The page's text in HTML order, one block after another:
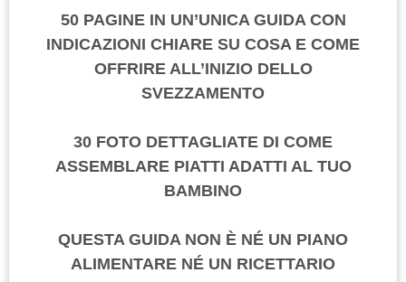
50 PAGINE IN UN’UNICA GUIDA CON
INDICAZIONI CHIARE SU COSA E COME
OFFRIRE ALL’INIZIO DELLO
SVEZZAMENTO
30 FOTO DETTAGLIATE DI COME
ASSEMBLARE PIATTI ADATTI AL TUO
BAMBINO
QUESTA GUIDA NON È NÉ UN PIANO
ALIMENTARE NÉ UN RICETTARIO